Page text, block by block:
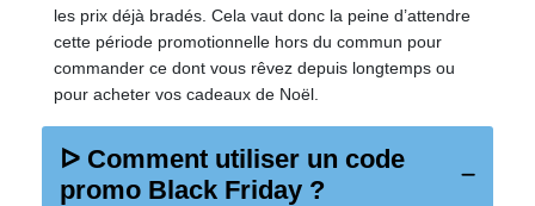
les prix déjà bradés. Cela vaut donc la peine d’attendre
cette période promotionnelle hors du commun pour
commander ce dont vous rêvez depuis longtemps ou
pour acheter vos cadeaux de Noël.
ᐅ Comment utiliser un code
promo Black Friday ?